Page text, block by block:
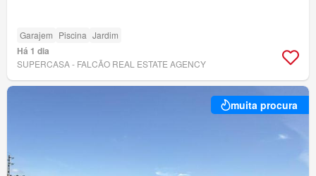
Garajem Piscina Jardim
Há 1 dia
SUPERCASA - FALCÃO REAL ESTATE AGENCY
muita procura